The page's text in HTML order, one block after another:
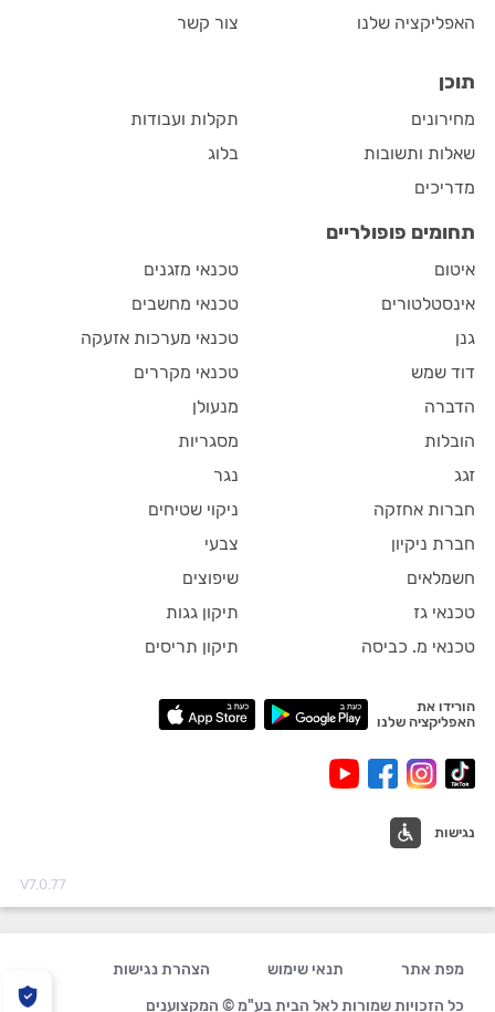
האפליקציה שלנו
צור קשר
תוכן
מחירונים
שאלות ותשובות
מדריכים
תקלות ועבודות
בלוג
תחומים פופולריים
איטום
אינסטלטורים
גנן
דוד שמש
הדברה
הובלות
זגג
חברות אחזקה
חברת ניקיון
חשמלאים
טכנאי גז
טכנאי מ. כביסה
טכנאי מזגנים
טכנאי מחשבים
טכנאי מערכות אזעקה
טכנאי מקררים
מנעולן
מסגריות
נגר
ניקוי שטיחים
צבעי
שיפוצים
תיקון גגות
תיקון תריסים
הורידו את
האפליקציה שלנו
נגישות
V7.0.77
מפת אתר תנאי שימוש
הצהרת נגישות
כל הזכויות שמורות לאל הבית בע"מ © המקצוענים